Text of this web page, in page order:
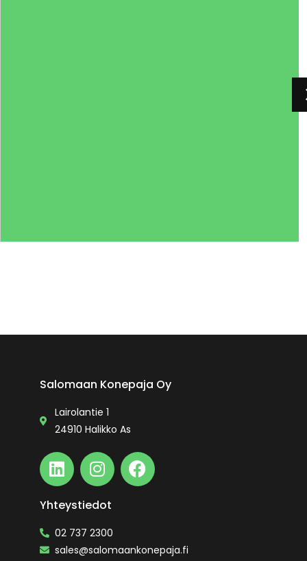
Salomaan Konepaja Oy
Lairolantie 1
24910 Halikko As
Yhteystiedot
02 737 2300
sales@salomaankonepaja.fi